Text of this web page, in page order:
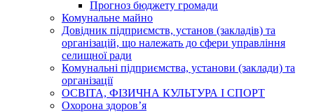
Прогноз бюджету громади
Комунальне майно
Довідник підприємств, установ (закладів) та
організацій, що належать до сфери управління
селищної ради
Комунальні підприємства, установи (заклади) та
організації
ОСВІТА, ФІЗИЧНА КУЛЬТУРА І СПОРТ
Охорона здоров’я